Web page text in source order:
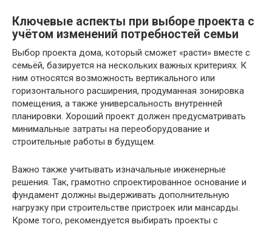
Ключевые аспекты при выборе проекта с
учётом изменений потребностей семьи
Выбор проекта дома, который сможет «расти» вместе с
семьёй, базируется на нескольких важных критериях. К
ним относятся возможность вертикального или
горизонтального расширения, продуманная зонировка
помещения, а также универсальность внутренней
планировки. Хороший проект должен предусматривать
минимальные затраты на переоборудование и
строительные работы в будущем.
Важно также учитывать изначальные инженерные
решения. Так, грамотно спроектированное основание и
фундамент должны выдерживать дополнительную
нагрузку при строительстве пристроек или мансарды.
Кроме того, рекомендуется выбирать проекты с